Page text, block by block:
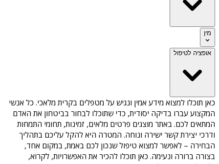
מין
אופציה לטיפול
כאן תוכלו למצוא מידע אמין ונגיש על מטפלים בקרית מלאכי. כל אנשי
המקצוע עברו בדיקה יסודית, כדי שתוכלו לבחור בביטחון את האדם
המתאים לכם. באתר מוצגים פרטים מלאים, זמינות, תחומי התמחות
ודרכי יצירת קשר ישירה ונוחה. המטרה היא להקל עליכם בתהליך
הבחירה – לאפשר למצוא טיפול שנכון לכם באמת, במקום אחד,
בצורה ברורה ונעימה. כאן תוכלו להכיר את האפשרויות, לקרוא,